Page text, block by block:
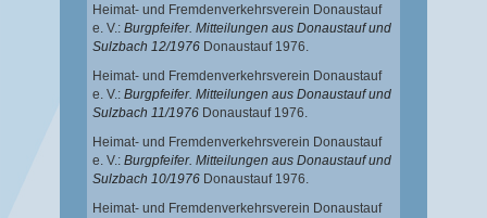
Heimat- und Fremdenverkehrsverein Donaustauf
e. V.: Burgpfeifer. Mitteilungen aus Donaustauf und
Sulzbach 12/1976 Donaustauf 1976.
Heimat- und Fremdenverkehrsverein Donaustauf
e. V.: Burgpfeifer. Mitteilungen aus Donaustauf und
Sulzbach 11/1976 Donaustauf 1976.
Heimat- und Fremdenverkehrsverein Donaustauf
e. V.: Burgpfeifer. Mitteilungen aus Donaustauf und
Sulzbach 10/1976 Donaustauf 1976.
Heimat- und Fremdenverkehrsverein Donaustauf